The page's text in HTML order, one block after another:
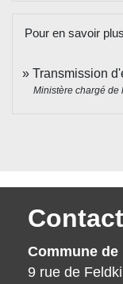
Pour en savoir plus
Transmission
Ministère chargé de
Commune
9 rue de